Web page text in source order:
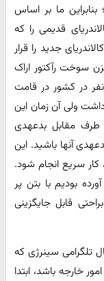
ما بر اساس
قدیمی را که
جدید را قرار
سوخت رآکتور اراک
در کشور در قامت
داشت ولی آن زمان این
طرف مقابل بدعهدی
آنها باشید. این
کار سریع انجام شود.
بودیم با بتن پر
قابل جایگزینی
تلگرامی سینرژی که
خارجه باشد، ابتدا